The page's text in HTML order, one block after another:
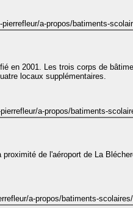
a-propos/batiments-
en 2001. Les trois corps de
locaux supplémentaires.
a-propos/batiments-
de l'aéroport de La
a-propos/batiments-